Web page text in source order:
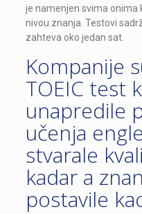
je namenjen svima onima
nivou znanja. Testovi
zahteva oko jedan sat.
Kompanije
TOEIC test
unapredile
učenja
stvarale
kadar a
postavile